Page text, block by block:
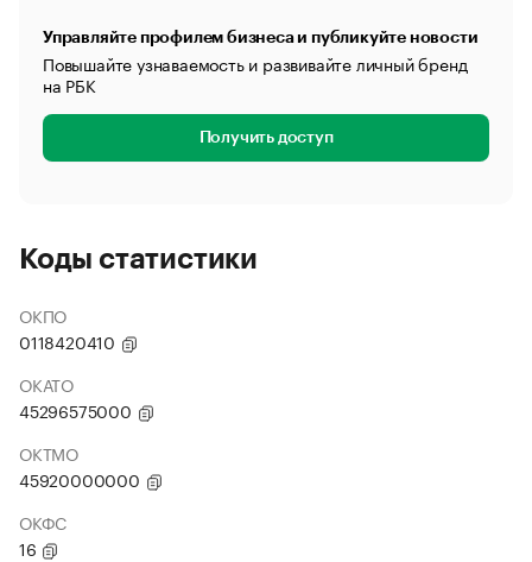
Управляйте профилем бизнеса и публикуйте новости
Повышайте узнаваемость и развивайте личный бренд
на РБК
Получить доступ
Коды статистики
ОКПО
0118420410
ОКАТО
45296575000
ОКТМО
45920000000
ОКФС
16